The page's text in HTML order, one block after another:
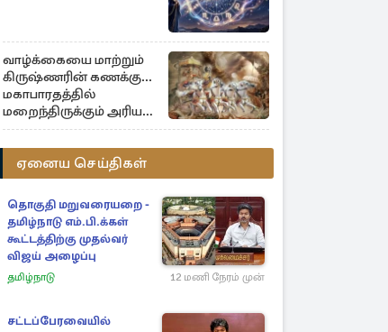
வாழ்க்கையை மாற்றும்
கிருஷ்ணரின் கணக்கு...
மகாபாரதத்தில்
மறைந்திருக்கும் அரிய
உண்மை
ஏனைய செய்திகள்
தொகுதி மறுவரையறை -
தமிழ்நாடு எம்.பி.க்கள்
கூட்டத்திற்கு முதல்வர்
விஜய் அழைப்பு
தமிழ்நாடு 12 மணி நேரம் முன்
சட்டப்பேரவையில்